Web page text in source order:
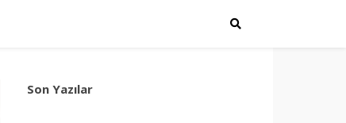
Son Yazılar